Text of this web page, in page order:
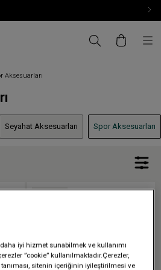
Aksesuarları
Seyahat Aksesuarları Spor Aksesuarları
iyi hizmet sunabilmek ve kullanımı
”cookie” kullanılmaktadır.Çerezler,
tanıması, sitenin içeriğinin iyileştirilmesi ve